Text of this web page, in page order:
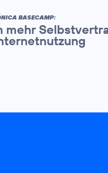
BASECAMP:
mehr